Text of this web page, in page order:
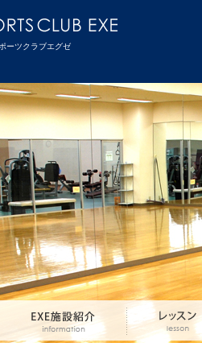
ーツクラブエグゼ